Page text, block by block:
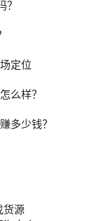
？
定位
么样？
多少钱？
货源